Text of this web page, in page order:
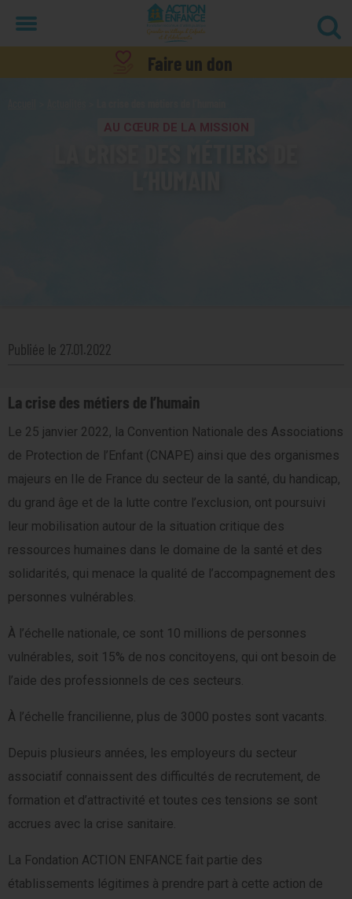
Faire un don
AU CŒUR DE LA MISSION
Publiée le 27.01.2022
La crise des métiers de l’humain
Le 25 janvier 2022, la Convention Nationale des Associations
de Protection de l’Enfant (CNAPE) ainsi que des organismes
majeurs en Ile de France du secteur de la santé, du handicap,
du grand âge et de la lutte contre l’exclusion, ont poursuivi
leur mobilisation autour de la situation critique des
ressources humaines dans le domaine de la santé et des
solidarités, qui menace la qualité de l’accompagnement des
personnes vulnérables.
À l’échelle nationale, ce sont 10 millions de personnes
vulnérables, soit 15% de nos concitoyens, qui ont besoin de
l’aide des professionnels de ces secteurs.
À l’échelle francilienne, plus de 3000 postes sont vacants.
Depuis plusieurs années, les employeurs du secteur
associatif connaissent des difficultés de recrutement, de
formation et d’attractivité et toutes ces tensions se sont
accrues avec la crise sanitaire.
La Fondation ACTION ENFANCE fait partie des
établissements légitimes à prendre part à cette action de